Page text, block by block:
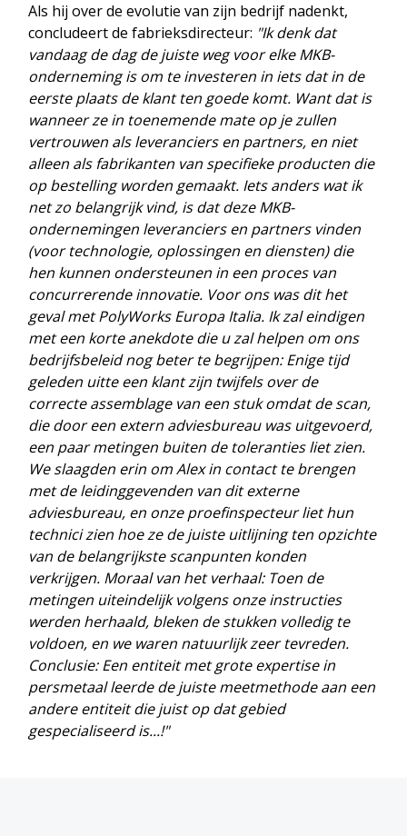
Als hij over de evolutie van zijn bedrijf nadenkt,
concludeert de fabrieksdirecteur: "Ik denk dat
vandaag de dag de juiste weg voor elke MKB-
onderneming is om te investeren in iets dat in de
eerste plaats de klant ten goede komt. Want dat is
wanneer ze in toenemende mate op je zullen
vertrouwen als leveranciers en partners, en niet
alleen als fabrikanten van specifieke producten die
op bestelling worden gemaakt. Iets anders wat ik
net zo belangrijk vind, is dat deze MKB-
ondernemingen leveranciers en partners vinden
(voor technologie, oplossingen en diensten) die
hen kunnen ondersteunen in een proces van
concurrerende innovatie. Voor ons was dit het
geval met PolyWorks Europa Italia. Ik zal eindigen
met een korte anekdote die u zal helpen om ons
bedrijfsbeleid nog beter te begrijpen: Enige tijd
geleden uitte een klant zijn twijfels over de
correcte assemblage van een stuk omdat de scan,
die door een extern adviesbureau was uitgevoerd,
een paar metingen buiten de toleranties liet zien.
We slaagden erin om Alex in contact te brengen
met de leidinggevenden van dit externe
adviesbureau, en onze proefinspecteur liet hun
technici zien hoe ze de juiste uitlijning ten opzichte
van de belangrijkste scanpunten konden
verkrijgen. Moraal van het verhaal: Toen de
metingen uiteindelijk volgens onze instructies
werden herhaald, bleken de stukken volledig te
voldoen, en we waren natuurlijk zeer tevreden.
Conclusie: Een entiteit met grote expertise in
persmetaal leerde de juiste meetmethode aan een
andere entiteit die juist op dat gebied
gespecialiseerd is...!"